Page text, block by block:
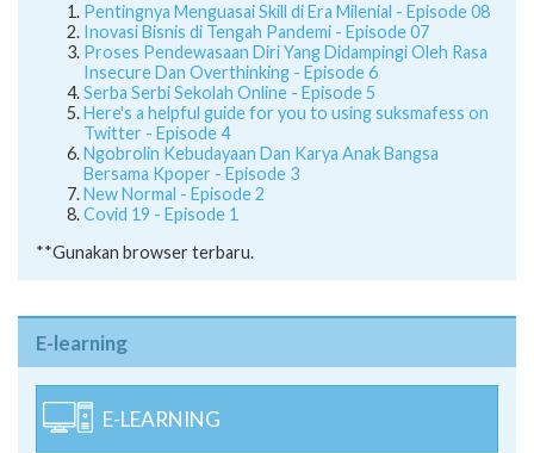
Pentingnya Menguasai Skill di Era Milenial - Episode 08
Inovasi Bisnis di Tengah Pandemi - Episode 07
Proses Pendewasaan Diri Yang Didampingi Oleh Rasa
Insecure Dan Overthinking - Episode 6
Serba Serbi Sekolah Online - Episode 5
Here's a helpful guide for you to using suksmafess on
Twitter - Episode 4
Ngobrolin Kebudayaan Dan Karya Anak Bangsa
Bersama Kpoper - Episode 3
New Normal - Episode 2
Covid 19 - Episode 1
**Gunakan browser terbaru.
E-learning
E-LEARNING